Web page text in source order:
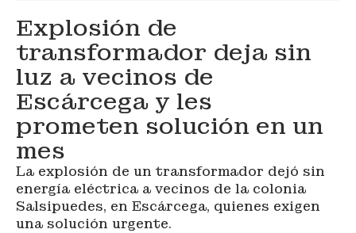
Explosión de
transformador deja sin
luz a vecinos de
Escárcega y les
prometen solución en un
mes
La explosión de un transformador dejó sin
energía eléctrica a vecinos de la colonia
Salsipuedes, en Escárcega, quienes exigen
una solución urgente.